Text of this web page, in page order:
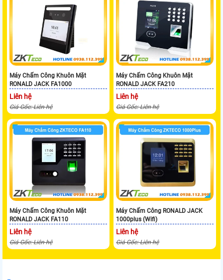
Máy Chấm Công Khuôn Mặt
RONALD JACK FA1000
Liên hệ
Giá Gốc: Liên hệ
Máy Chấm Công Khuôn Mặt
RONALD JACK FA210
Liên hệ
Giá Gốc: Liên hệ
Máy Chấm Công Khuôn Mặt
RONALD JACK FA110
Liên hệ
Giá Gốc: Liên hệ
Máy Chấm Công RONALD JACK
1000plus (Wifi)
Liên hệ
Giá Gốc: Liên hệ